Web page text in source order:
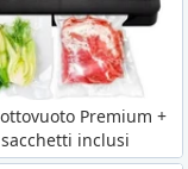
Premium +
inclusi